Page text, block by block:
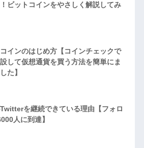
ビットコインをやさしく解説してみ
インのはじめ方【コインチェックで
して仮想通貨を買う方法を簡単にま
た】
を継続できている理由【フォロ
人に到達】